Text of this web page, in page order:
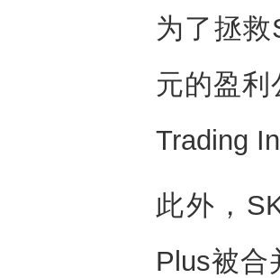
为了拯
元的盈
Trading
此外，
Plus被合